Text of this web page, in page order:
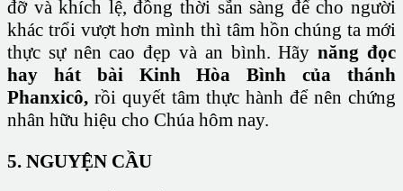
đỡ và khích lệ, đồng thời sẵn sàng để cho người
khác trổi vượt hơn mình thì tâm hồn chúng ta mới
thực sự nên cao đẹp và an bình. Hãynăng đọc
hay hát bài Kinh Hòa Bình của thánh
Phanxicô, rồi quyết tâm thực hành để nên chứng
nhân hữu hiệu cho Chúa hôm nay.
5. NGUYỆN CẦU